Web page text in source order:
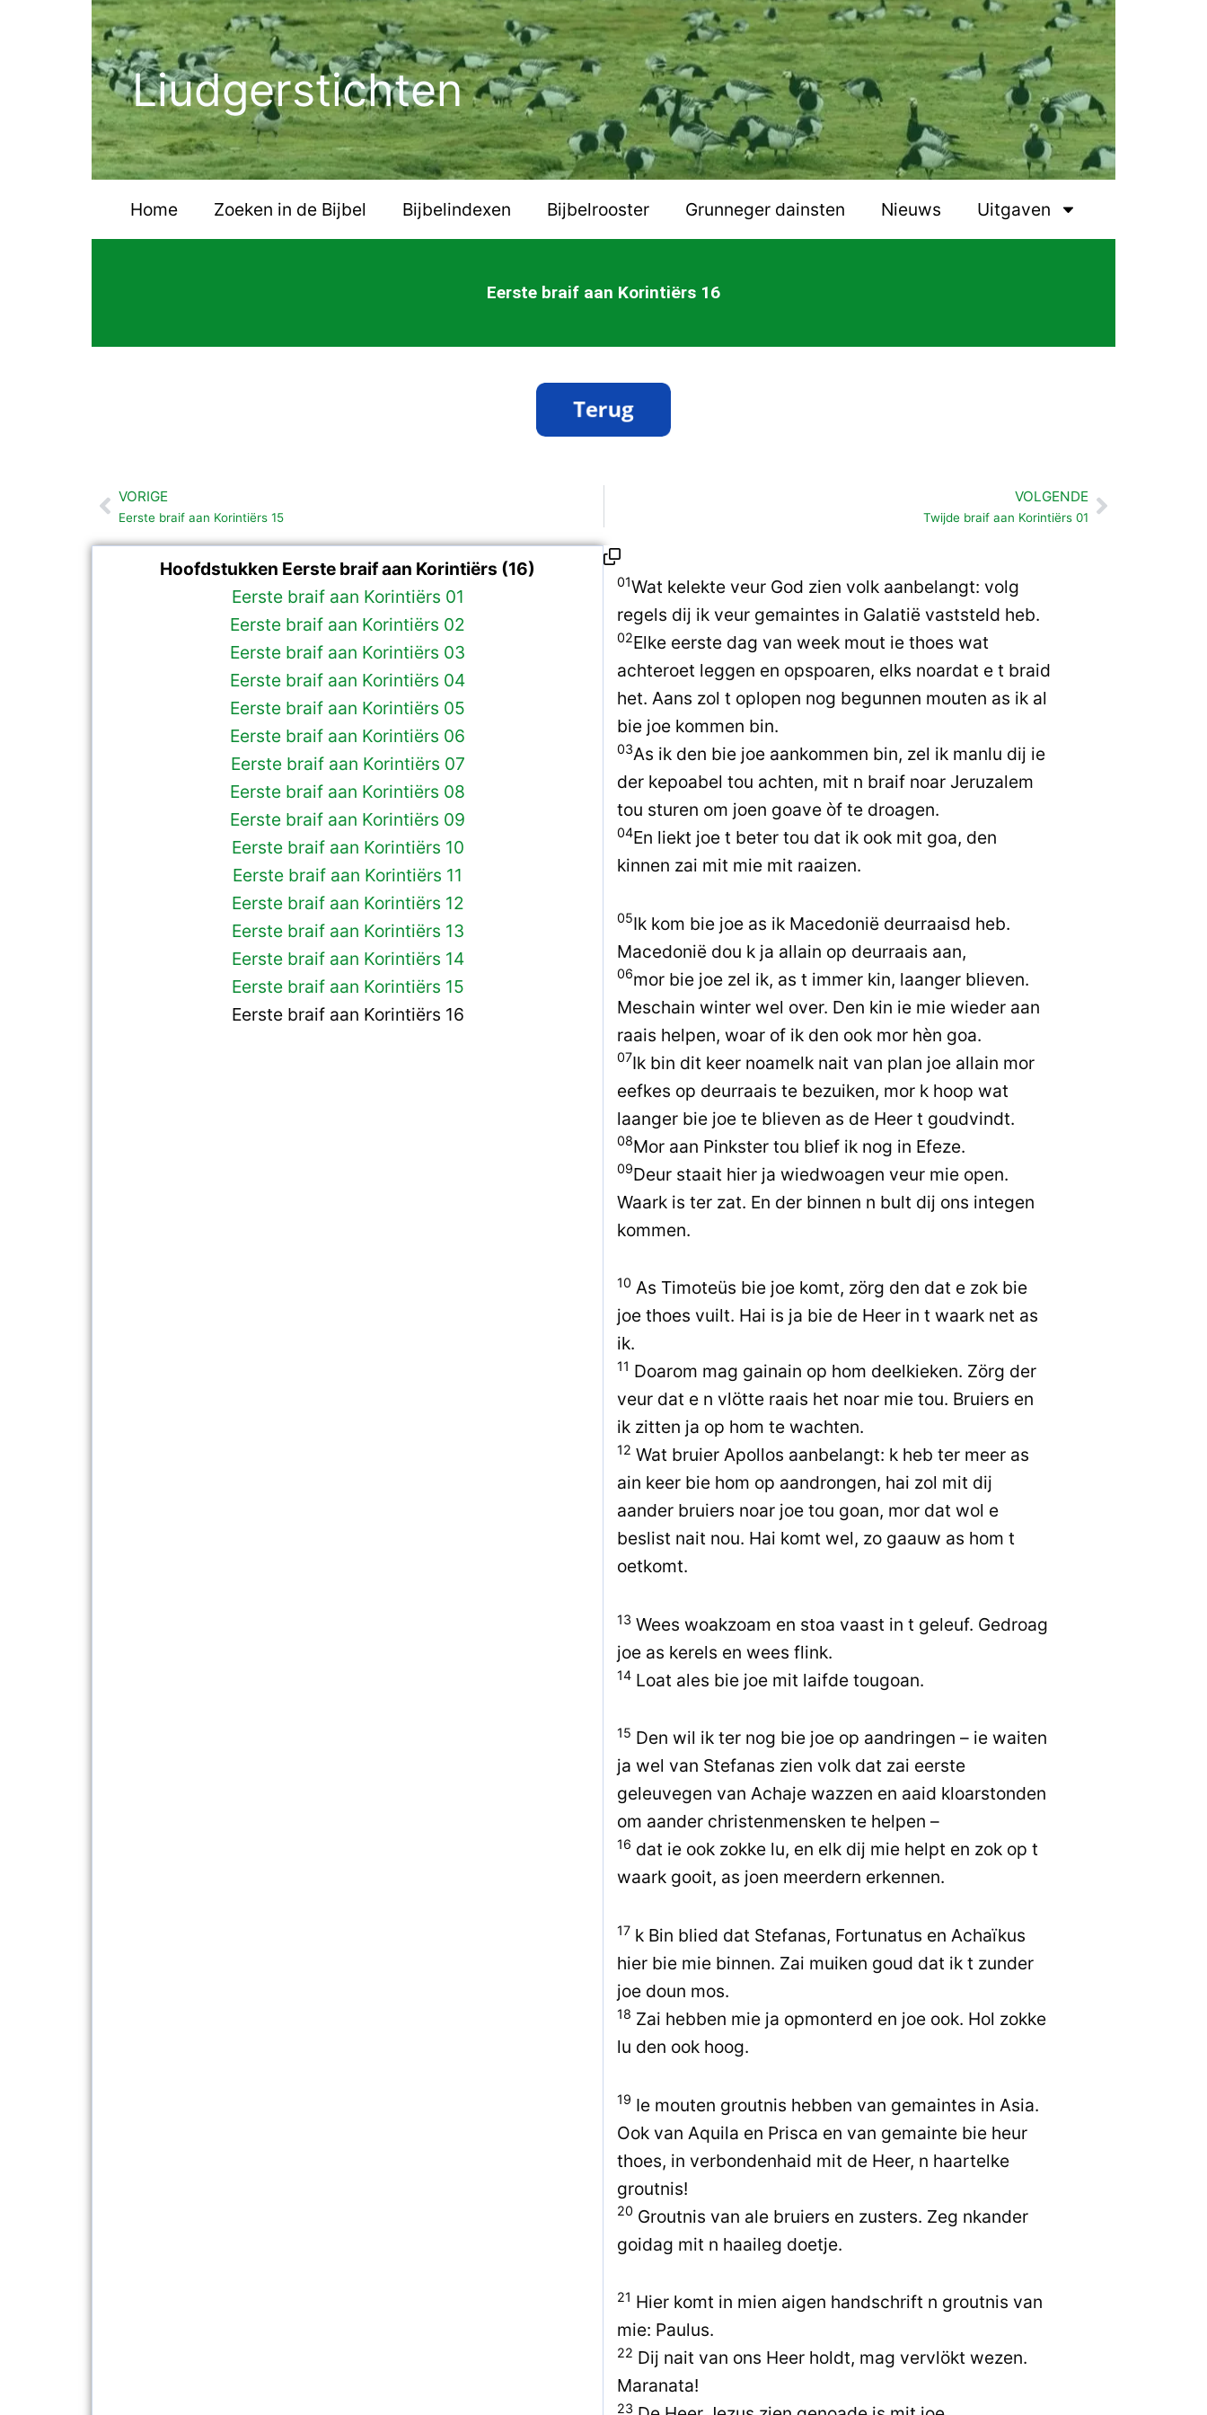
Liudgerstichten
Home Zoeken in de Bijbel Bijbelindexen Bijbelrooster Grunneger dainsten Nieuws Uitgaven
Eerste braif aan Korintiërs 16
Vorige
VORIGE
Eerste braif aan Korintiërs 15
VOLGENDE
Twijde braif aan Korintiërs 01Volgende
Hoofdstukken Eerste braif aan Korintiërs (16)
Eerste braif aan Korintiërs 01
Eerste braif aan Korintiërs 02
Eerste braif aan Korintiërs 03
Eerste braif aan Korintiërs 04
Eerste braif aan Korintiërs 05
Eerste braif aan Korintiërs 06
Eerste braif aan Korintiërs 07
Eerste braif aan Korintiërs 08
Eerste braif aan Korintiërs 09
Eerste braif aan Korintiërs 10
Eerste braif aan Korintiërs 11
Eerste braif aan Korintiërs 12
Eerste braif aan Korintiërs 13
Eerste braif aan Korintiërs 14
Eerste braif aan Korintiërs 15
Eerste braif aan Korintiërs 16
01Wat kelekte veur God zien volk aanbelangt: volg
regels dij ik veur gemaintes in Galatië vaststeld heb.
02Elke eerste dag van week mout ie thoes wat
achteroet leggen en opspoaren, elks noardat e t braid
het. Aans zol t oplopen nog begunnen mouten as ik al
bie joe kommen bin.
03As ik den bie joe aankommen bin, zel ik manlu dij ie
der kepoabel tou achten, mit n braif noar Jeruzalem
tou sturen om joen goave òf te droagen.
04En liekt joe t beter tou dat ik ook mit goa, den
kinnen zai mit mie mit raaizen.
05Ik kom bie joe as ik Macedonië deurraaisd heb.
Macedonië dou k ja allain op deurraais aan,
06mor bie joe zel ik, as t immer kin, laanger blieven.
Meschain winter wel over. Den kin ie mie wieder aan
raais helpen, woar of ik den ook mor hèn goa.
07Ik bin dit keer noamelk nait van plan joe allain mor
eefkes op deurraais te bezuiken, mor k hoop wat
laanger bie joe te blieven as de Heer t goudvindt.
08Mor aan Pinkster tou blief ik nog in Efeze.
09Deur staait hier ja wiedwoagen veur mie open.
Waark is ter zat. En der binnen n bult dij ons integen
kommen.
10 As Timoteüs bie joe komt, zörg den dat e zok bie
joe thoes vuilt. Hai is ja bie de Heer in t waark net as
ik.
11 Doarom mag gainain op hom deelkieken. Zörg der
veur dat e n vlötte raais het noar mie tou. Bruiers en
ik zitten ja op hom te wachten.
12 Wat bruier Apollos aanbelangt: k heb ter meer as
ain keer bie hom op aandrongen, hai zol mit dij
aander bruiers noar joe tou goan, mor dat wol e
beslist nait nou. Hai komt wel, zo gaauw as hom t
oetkomt.
13 Wees woakzoam en stoa vaast in t geleuf. Gedroag
joe as kerels en wees flink.
14 Loat ales bie joe mit laifde tougoan.
15 Den wil ik ter nog bie joe op aandringen – ie waiten
ja wel van Stefanas zien volk dat zai eerste
geleuvegen van Achaje wazzen en aaid kloarstonden
om aander christenmensken te helpen –
16 dat ie ook zokke lu, en elk dij mie helpt en zok op t
waark gooit, as joen meerdern erkennen.
17 k Bin blied dat Stefanas, Fortunatus en Achaïkus
hier bie mie binnen. Zai muiken goud dat ik t zunder
joe doun mos.
18 Zai hebben mie ja opmonterd en joe ook. Hol zokke
lu den ook hoog.
19 Ie mouten groutnis hebben van gemaintes in Asia.
Ook van Aquila en Prisca en van gemainte bie heur
thoes, in verbondenhaid mit de Heer, n haartelke
groutnis!
20 Groutnis van ale bruiers en zusters. Zeg nkander
goidag mit n haaileg doetje.
21 Hier komt in mien aigen handschrift n groutnis van
mie: Paulus.
22 Dij nait van ons Heer holdt, mag vervlökt wezen.
Maranata!
23